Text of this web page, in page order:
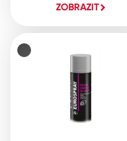
ZOBRAZIT